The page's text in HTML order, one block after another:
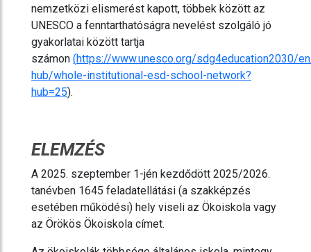
nemzetközi elismerést kapott, többek között az
UNESCO a fenntarthatóságra nevelést szolgáló jó
gyakorlatai között tartja
számon (https://www.unesco.org/sdg4education2030/
hub/whole-institutional-esd-school-network?
hub=25).
ELEMZÉS
A 2025. szeptember 1-jén kezdődött 2025/2026.
tanévben 1645 feladatellátási (a szakképzés
esetében működési) hely viseli az Ökoiskola vagy
az Örökös Ökoiskola címet.